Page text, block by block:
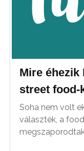
Mire éhezik
street food-
Soha nem volt
választék, a